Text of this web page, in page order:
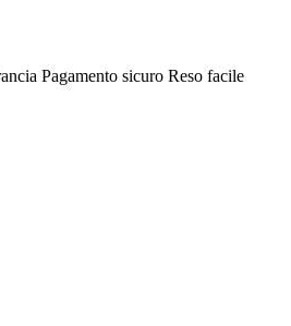
Pagamento sicuro Reso facile